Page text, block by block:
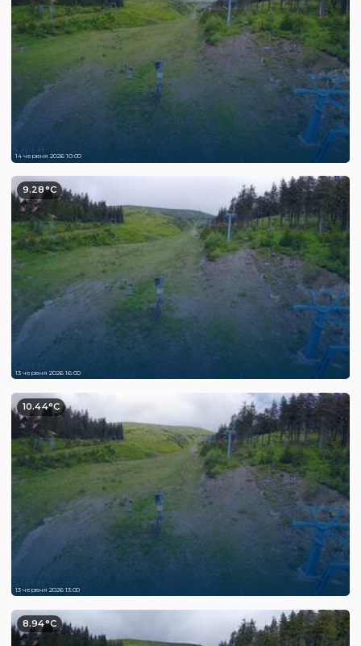
14 червня 2026 10:00
9.28°C
13 червня 2026 16:00
10.44°C
13 червня 2026 13:00
8.94°C